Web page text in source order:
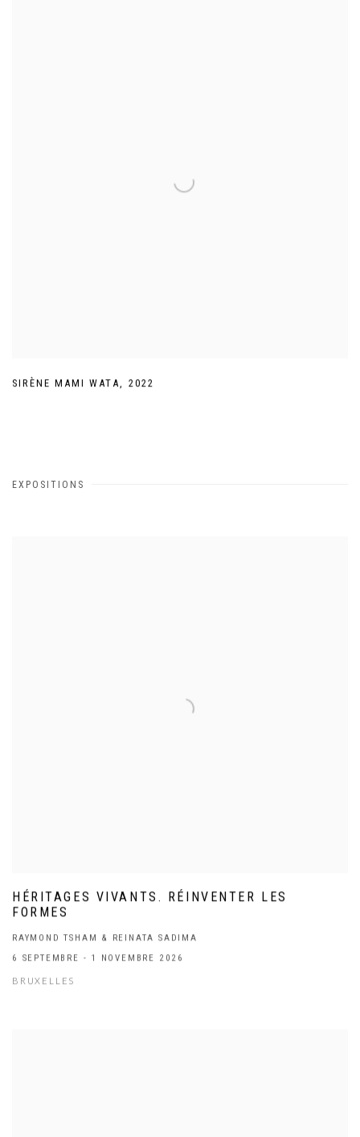
SIRÈNE MAMI WATA, 2022
EXPOSITIONS
HÉRITAGES VIVANTS. RÉINVENTER LES
FORMES
RAYMOND TSHAM & REINATA SADIMA
6 SEPTEMBRE - 1 NOVEMBRE 2026
BRUXELLES